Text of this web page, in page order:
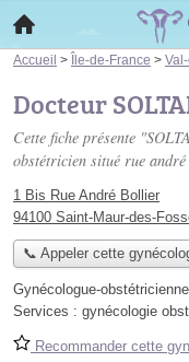
Accueil > Île-de-France >
Docteur
Cette fiche présente
obstétricien situé rue
1 Bis Rue André Bollier
94100 Saint-Maur-des-
📞 Appeler cette
Gynécologue-obstétricienne
Services : gynécologie
Recommander cette